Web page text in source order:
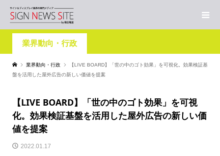
業界動向・行政
業界動向・行政
【LIVE BOARD】「世の中のゴト効果」を可視化。効果検証基
盤を活用した屋外広告の新しい価値を提案
【LIVE BOARD】「世の中のゴト効果」を可視
化。効果検証基盤を活用した屋外広告の新しい価
値を提案
2022.01.17